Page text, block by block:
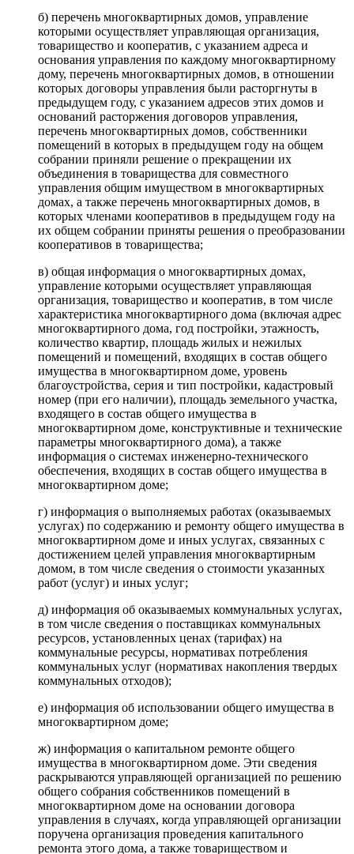
б) перечень многоквартирных домов, управление
которыми осуществляет управляющая организация,
товарищество и кооператив, с указанием адреса и
основания управления по каждому многоквартирному
дому, перечень многоквартирных домов, в отношении
которых договоры управления были расторгнуты в
предыдущем году, с указанием адресов этих домов и
оснований расторжения договоров управления,
перечень многоквартирных домов, собственники
помещений в которых в предыдущем году на общем
собрании приняли решение о прекращении их
объединения в товарищества для совместного
управления общим имуществом в многоквартирных
домах, а также перечень многоквартирных домов, в
которых членами кооперативов в предыдущем году на
их общем собрании приняты решения о преобразовании
кооперативов в товарищества;
в) общая информация о многоквартирных домах,
управление которыми осуществляет управляющая
организация, товарищество и кооператив, в том числе
характеристика многоквартирного дома (включая адрес
многоквартирного дома, год постройки, этажность,
количество квартир, площадь жилых и нежилых
помещений и помещений, входящих в состав общего
имущества в многоквартирном доме, уровень
благоустройства, серия и тип постройки, кадастровый
номер (при его наличии), площадь земельного участка,
входящего в состав общего имущества в
многоквартирном доме, конструктивные и технические
параметры многоквартирного дома), а также
информация о системах инженерно-технического
обеспечения, входящих в состав общего имущества в
многоквартирном доме;
г) информация о выполняемых работах (оказываемых
услугах) по содержанию и ремонту общего имущества в
многоквартирном доме и иных услугах, связанных с
достижением целей управления многоквартирным
домом, в том числе сведения о стоимости указанных
работ (услуг) и иных услуг;
д) информация об оказываемых коммунальных услугах,
в том числе сведения о поставщиках коммунальных
ресурсов, установленных ценах (тарифах) на
коммунальные ресурсы, нормативах потребления
коммунальных услуг (нормативах накопления твердых
коммунальных отходов);
е) информация об использовании общего имущества в
многоквартирном доме;
ж) информация о капитальном ремонте общего
имущества в многоквартирном доме. Эти сведения
раскрываются управляющей организацией по решению
общего собрания собственников помещений в
многоквартирном доме на основании договора
управления в случаях, когда управляющей организации
поручена организация проведения капитального
ремонта этого дома, а также товариществом и